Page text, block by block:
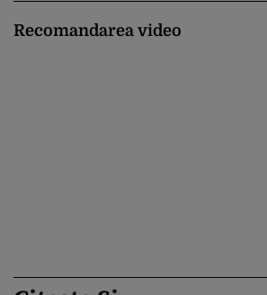
Recomandarea video